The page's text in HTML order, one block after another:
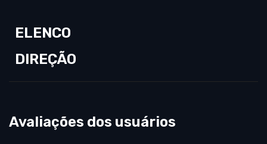
ELENCO
DIREÇÃO
Avaliações dos usuários